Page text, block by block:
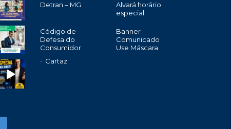
Detran – MG
Alvará horário
especial
Código de
Defesa do
Consumidor
Cartaz
Banner
Comunicado
Use Máscara